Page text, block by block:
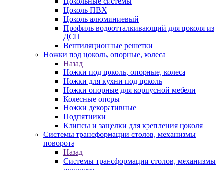
Цоколь ПВХ
Цоколь алюминиевый
Профиль водоотталкивающий для цоколя из
ДСП
Вентиляционные решетки
Ножки под цоколь, опорные, колеса
Назад
Ножки под цоколь, опорные, колеса
Ножки для кухни под цоколь
Ножки опорные для корпусной мебели
Колесные опоры
Ножки декоративные
Подпятники
Клипсы и защелки для крепления цоколя
Системы трансформации столов, механизмы
поворота
Назад
Системы трансформации столов, механизмы